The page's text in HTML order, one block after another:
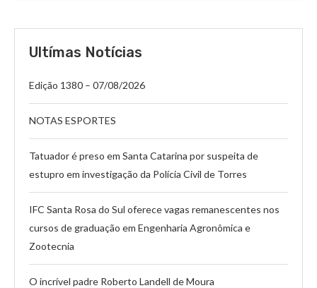
Ultímas Notícias
Edição 1380 – 07/08/2026
NOTAS ESPORTES
Tatuador é preso em Santa Catarina por suspeita de
estupro em investigação da Polícia Civil de Torres
IFC Santa Rosa do Sul oferece vagas remanescentes nos
cursos de graduação em Engenharia Agronômica e
Zootecnia
O incrível padre Roberto Landell de Moura